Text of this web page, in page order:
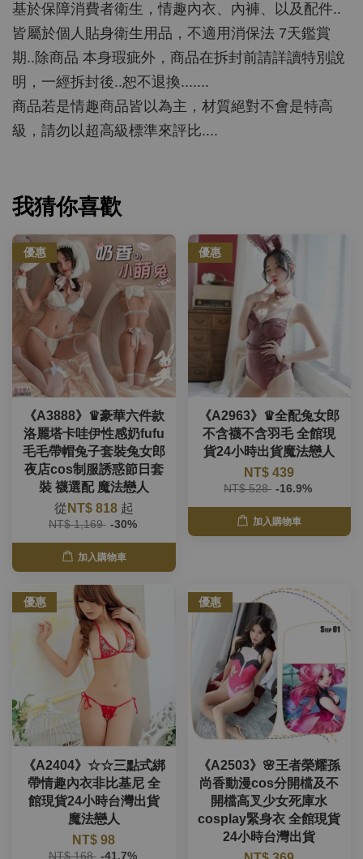
基於保障消費者衛生，情趣內衣、內褲、以及配件..
皆屬於個人貼身衛生用品，不適用消保法 7天鑑賞
期..除商品 本身瑕疵外，商品在拆封前請詳讀特別說
明，一經拆封後..恕不退換.......
商品若是情趣商品皆以為主，材質絕對不會是特高
級，請勿以超高級標準來評比....
我猜你喜歡
優惠
《A3888》♛豪華六件款
洛麗塔卡哇伊性感奶fufu
毛毛帶帽兔子套裝兔女郎
夜店cos制服誘惑節日套
裝 襪選配 魔法戀人
從 NT$ 818 起
NT$ 1,169 -30%
加入購物車
優惠
《A2963》♛全配兔女郎
不含襪不含羽毛 全館現
貨24小時出貨魔法戀人
NT$ 439
NT$ 528 -16.9%
加入購物車
優惠
《A2404》☆☆三點式綁
帶情趣內衣非比基尼 全
館現貨24小時台灣出貨
魔法戀人
NT$ 98
NT$ 168 -41.7%
優惠
《A2503》🌸王者榮耀孫
尚香動漫cos分開檔及不
開檔高叉少女死庫水
cosplay緊身衣 全館現貨
24小時台灣出貨